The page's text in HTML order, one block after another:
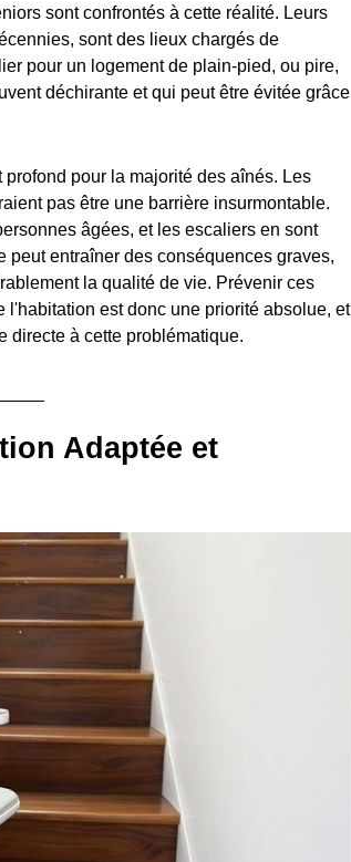
sont confrontés à cette réalité. Leurs
sont des lieux chargés de
pour un logement de plain-pied, ou pire,
déchirante et qui peut être évitée grâce
pour la majorité des aînés. Les
pas être une barrière insurmontable.
âgées, et les escaliers en sont
peut entraîner des conséquences graves,
la qualité de vie. Prévenir ces
est donc une priorité absolue, et
directe à cette problématique.
Adaptée et